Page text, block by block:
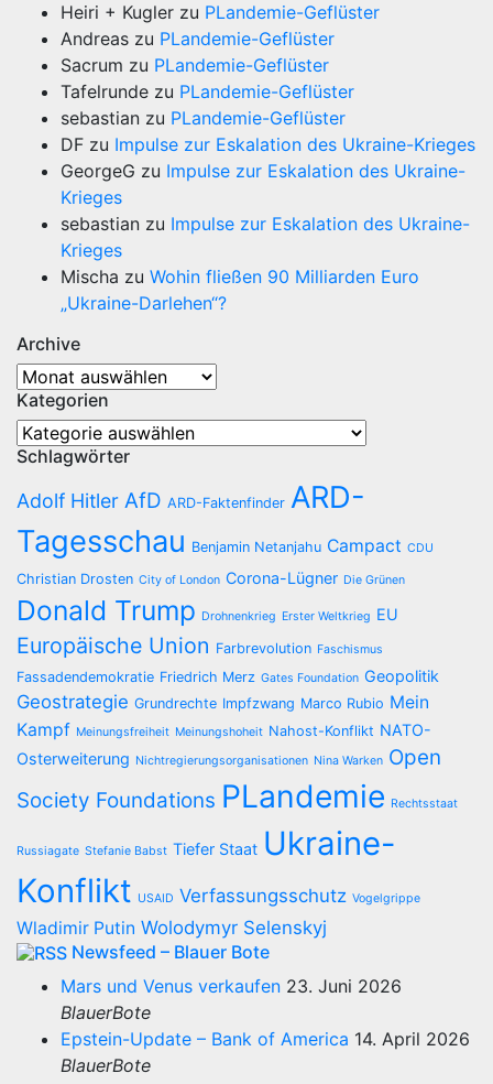
Heiri + Kugler zu PLandemie-Geflüster
Andreas zu PLandemie-Geflüster
Sacrum zu PLandemie-Geflüster
Tafelrunde zu PLandemie-Geflüster
sebastian zu PLandemie-Geflüster
DF zu Impulse zur Eskalation des Ukraine-Krieges
GeorgeG zu Impulse zur Eskalation des Ukraine-
Krieges
sebastian zu Impulse zur Eskalation des Ukraine-
Krieges
Mischa zu Wohin fließen 90 Milliarden Euro
„Ukraine-Darlehen“?
Archive
Archive
Kategorien
Kategorien
Schlagwörter
Adolf Hitler AfD ARD-Faktenfinder ARD-
Tagesschau Benjamin Netanjahu Campact CDU
Christian Drosten City of London Corona-Lügner Die Grünen
Donald Trump Drohnenkrieg Erster Weltkrieg EU
Europäische Union Farbrevolution Faschismus
Fassadendemokratie Friedrich Merz Gates Foundation Geopolitik
Geostrategie Grundrechte Impfzwang Marco Rubio Mein
Kampf Meinungsfreiheit Meinungshoheit Nahost-Konflikt NATO-
Osterweiterung Nichtregierungsorganisationen Nina Warken Open
Society Foundations PLandemie Rechtsstaat
Russiagate Stefanie Babst Tiefer Staat Ukraine-
Konflikt USAID Verfassungsschutz Vogelgrippe
Wladimir Putin Wolodymyr Selenskyj
Newsfeed – Blauer Bote
Mars und Venus verkaufen 23. Juni 2026
BlauerBote
Epstein-Update – Bank of America 14. April 2026
BlauerBote